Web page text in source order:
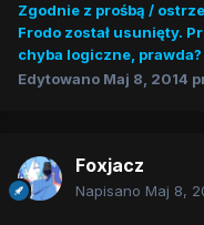
Zgodnie z prośbą /
Frodo został usunięty.
chyba logiczne, prawda?
Edytowano Maj 8, 2014
Foxjacz
Napisano Maj 8,